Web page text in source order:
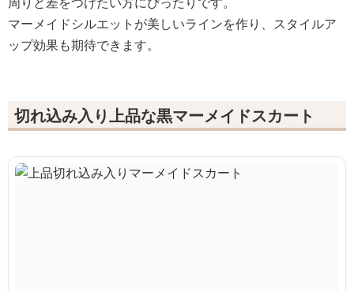
マーメイドシルエットが美しいラインを作り、スタイルア
ップ効果も期待できます。
切れ込み入り上品な黒マーメイドスカート